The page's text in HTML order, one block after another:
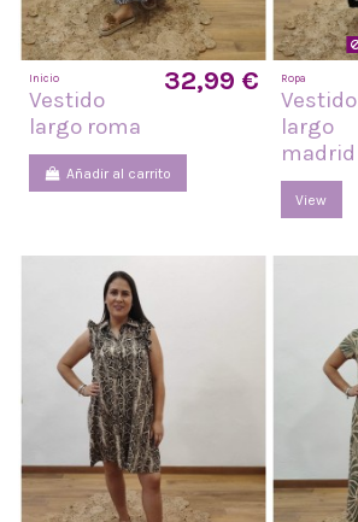
Inicio
Vestido
largo roma
32,99 €
Añadir al carrito
Ropa
Vestido
largo
madrid
View